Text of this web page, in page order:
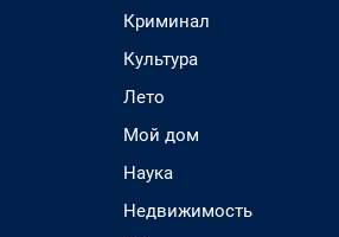
Криминал
Культура
Лето
Мой дом
Наука
Недвижимость